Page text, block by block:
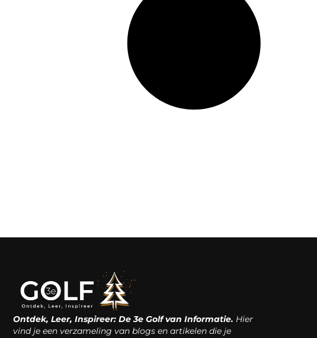
Ontdek, Leer, Inspireer: De 3e Golf van Informatie. Hier
vind je een verzameling van blogs en artikelen die je